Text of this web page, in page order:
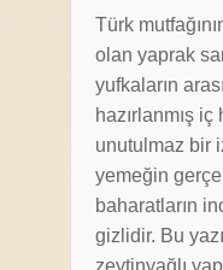
Türk
olan yaprak
yufkaların
hazırlanmış
unutulmaz bir
yemeğin
baharatların
gizlidir. Bu
zeytinyağlı